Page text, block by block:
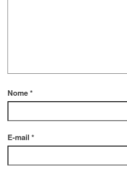
Nome*
E-mail *